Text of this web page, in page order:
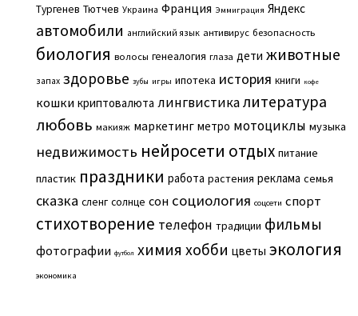
Тургенев Тютчев Украина Франция Эммиграция Яндекс
автомобили английский язык антивирус безопасность
биология волосы генеалогия глаза дети животные
запах здоровье зубы игры ипотека история книги кофе
кошки криптовалюта лингвистикалитература
любовь макияж маркетинг метро мотоциклы музыка
недвижимость нейросети отдых питание
пластик праздники работа растения реклама семья
сказка сленг солнце сон социология соцсети спорт
стихотворение телефон традиции фильмы
фотографии футбол химия хобби цветы экология
экономика